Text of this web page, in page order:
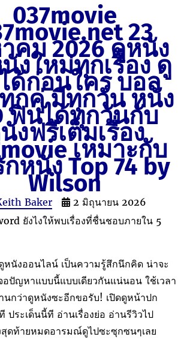
037movie
23
คม 2026 ดูหนัง
งใหม่ทุกเรื่อง ดู
ด้ก่อนใคร บอล
กคู่ มีทุกวัน หนัง
ฟินได้ทุกวันกับ
งฟรีเต็มเรื่อง
เหมาะกับ
หนัง Top 74 by
Wilson
Baker
2 มิถุนายน 2026
ยังไงให้พบเรื่องที่ชื่นชอบภายใน 5
หนังออนไลน์ เป็นความรู้สึกนึกคิด น่าจะ
อปัญหาแบบนี้แบบเดียวกันแน่นอน ใช้เวลา
นกว่าดูหนังซะอีกขอรับ! เปิดดูหน้าปก
ประเด็นนี้ที อ่านเรื่องย่อ อ่านรีวิวไป
สุดท้ายหมดอารมณ์ดูไปซะซุกซนๆเลย